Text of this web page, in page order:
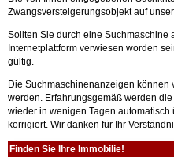
nach Amtsgericht
Zwangsversteigerungsobjekt auf
Sollten Sie durch eine Suchmaschine
Internetplattform verwiesen worden
gültig.
Die Suchmaschinenanzeigen können
werden. Erfahrungsgemäß werden
wieder in wenigen Tagen
korrigiert. Wir danken für Ihr
Finden Sie Ihre Immobilie!